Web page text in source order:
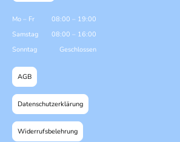
Mo – Fr 08:00 – 19:00
Samstag
08:00 – 16:00
Sonntag
Geschlossen
AGB
Datenschutzerklärung
Widerrufsbelehrung